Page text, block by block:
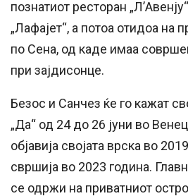
познатиот ресторан
„Лафајет“, а потоа отидоа на
по Сена, од каде имаа
при зајдисонце.
Безос и Санчез ќе го кажат
„Да“ од 24 до 26 јуни во
објавија својата врска во
свршија во 2023 година.
се одржи на приватниот